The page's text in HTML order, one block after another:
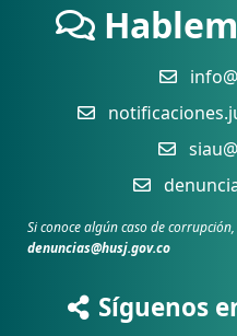
Si conoce algún caso de
denuncias@husj.gov.co
Síguenos